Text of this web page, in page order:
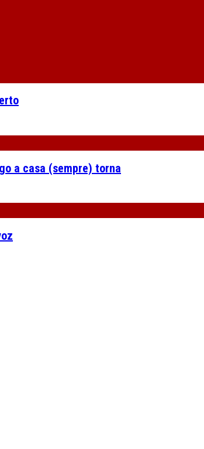
a casa (sempre) torna